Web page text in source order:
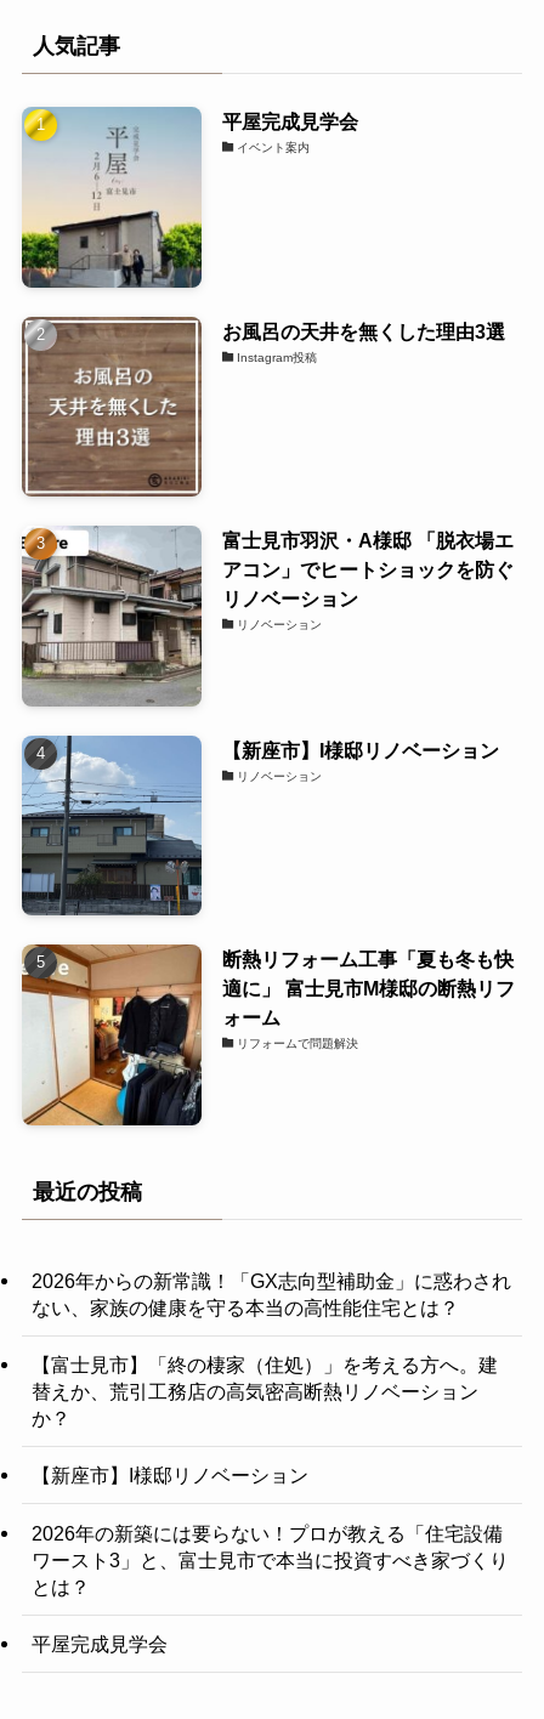
人気記事
平屋完成見学会
イベント案内
お風呂の天井を無くした理由3選
Instagram投稿
富士見市羽沢・A様邸 「脱衣場エ
アコン」でヒートショックを防ぐ
リノベーション
リノベーション
【新座市】I様邸リノベーション
リノベーション
断熱リフォーム工事「夏も冬も快
適に」 富士見市M様邸の断熱リフ
ォーム
リフォームで問題解決
最近の投稿
2026年からの新常識！「GX志向型補助金」に惑わされ
ない、家族の健康を守る本当の高性能住宅とは？
【富士見市】「終の棲家（住処）」を考える方へ。建
替えか、荒引工務店の高気密高断熱リノベーション
か？
【新座市】I様邸リノベーション
2026年の新築には要らない！プロが教える「住宅設備
ワースト3」と、富士見市で本当に投資すべき家づくり
とは？
平屋完成見学会